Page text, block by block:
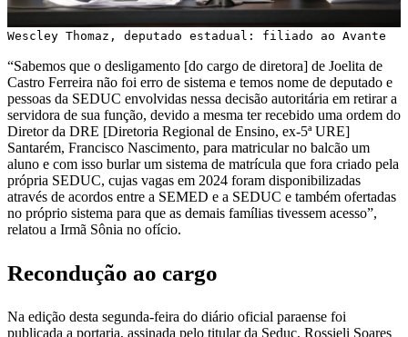
Wescley Thomaz, deputado estadual: filiado ao Avante
“Sabemos que o desligamento [do cargo de diretora] de Joelita de
Castro Ferreira não foi erro de sistema e temos nome de deputado e
pessoas da SEDUC envolvidas nessa decisão autoritária em retirar a
servidora de sua função, devido a mesma ter recebido uma ordem do
Diretor da DRE [Diretoria Regional de Ensino, ex-5ª URE]
Santarém, Francisco Nascimento, para matricular no balcão um
aluno e com isso burlar um sistema de matrícula que fora criado pela
própria SEDUC, cujas vagas em 2024 foram disponibilizadas
através de acordos entre a SEMED e a SEDUC e também ofertadas
no próprio sistema para que as demais famílias tivessem acesso”,
relatou a Irmã Sônia no ofício.
Recondução ao cargo
Na edição desta segunda-feira do diário oficial paraense foi
publicada a portaria, assinada pelo titular da Seduc, Rossieli Soares